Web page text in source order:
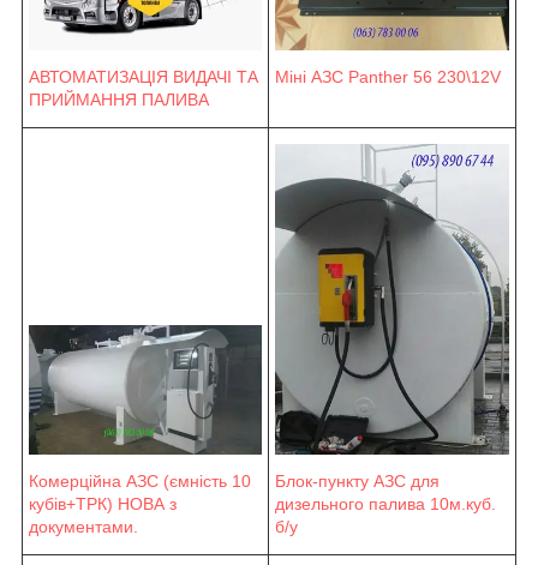
АВТОМАТИЗАЦІЯ ВИДАЧІ ТА
ПРИЙМАННЯ ПАЛИВА
Міні АЗС Panther 56 230\12V
Комерційна АЗС (ємність 10
кубів+ТРК) НОВА з
документами.
Блок-пункту АЗС для
дизельного палива 10м.куб.
б/у